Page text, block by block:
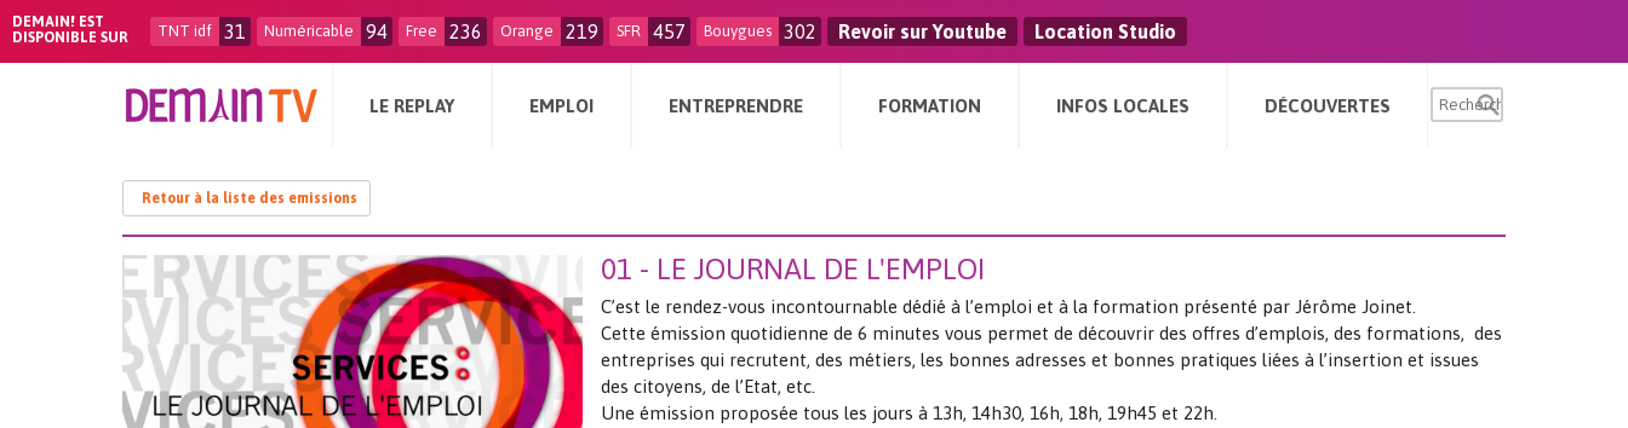
DEMAIN! EST
DISPONIBLE SUR
TNT idf 31 Numéricable 94 Free 236 Orange 219 SFR 457 Bouygues 302 Revoir sur Youtube Location Studio
LE REPLAY EMPLOI ENTREPRENDRE FORMATION INFOS LOCALES DÉCOUVERTES
Retour à la liste des emissions
01 - LE JOURNAL DE L'EMPLOI
C’est le rendez-vous incontournable dédié à l’emploi et à la formation présenté par Jérôme Joinet.
Cette émission quotidienne de 6 minutes vous permet de découvrir des offres d’emplois, des formations, des
entreprises qui recrutent, des métiers, les bonnes adresses et bonnes pratiques liées à l’insertion et issues
des citoyens, de l’Etat, etc.
Une émission proposée tous les jours à 13h, 14h30, 16h, 18h, 19h45 et 22h.